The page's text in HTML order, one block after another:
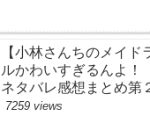
【小林さんちのメイド
ルかわいすぎるんよ！
ネタバレ感想まとめ第
7259 views